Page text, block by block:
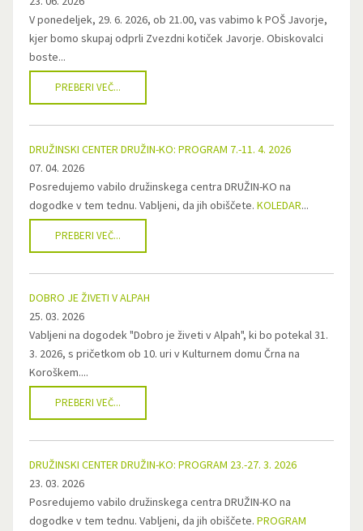
V ponedeljek, 29. 6. 2026, ob 21.00, vas vabimo k POŠ Javorje,
kjer bomo skupaj odprli Zvezdni kotiček Javorje. Obiskovalci
boste...
PREBERI VEČ...
DRUŽINSKI CENTER DRUŽIN-KO: PROGRAM 7.-11. 4. 2026
07. 04. 2026
Posredujemo vabilo družinskega centra DRUŽIN-KO na
dogodke v tem tednu. Vabljeni, da jih obiščete. KOLEDAR...
PREBERI VEČ...
DOBRO JE ŽIVETI V ALPAH
25. 03. 2026
Vabljeni na dogodek "Dobro je živeti v Alpah", ki bo potekal 31.
3. 2026, s pričetkom ob 10. uri v Kulturnem domu Črna na
Koroškem....
PREBERI VEČ...
DRUŽINSKI CENTER DRUŽIN-KO: PROGRAM 23.-27. 3. 2026
23. 03. 2026
Posredujemo vabilo družinskega centra DRUŽIN-KO na
dogodke v tem tednu. Vabljeni, da jih obiščete. PROGRAM